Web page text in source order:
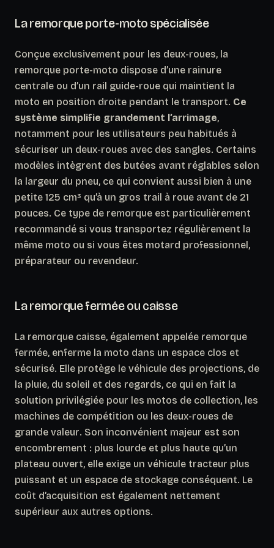
La remorque porte-moto spécialisée
Conçue exclusivement pour les deux-roues, la
remorque porte-moto dispose d’une rainure
centrale ou d’un rail guide-roue qui maintient la
moto en position droite pendant le transport. Ce
système simplifie grandement l’arrimage,
notamment pour les utilisateurs peu habitués à
sécuriser un deux-roues avec des sangles. Certains
modèles intègrent des butées avant réglables selon
la largeur du pneu, ce qui convient aussi bien à une
petite 125 cm³ qu’à un gros trail à roue avant de 21
pouces. Ce type de remorque est particulièrement
recommandé si vous transportez régulièrement la
même moto ou si vous êtes motard professionnel,
préparateur ou revendeur.
La remorque fermée ou caisse
La remorque caisse, également appelée remorque
fermée, enferme la moto dans un espace clos et
sécurisé. Elle protège le véhicule des projections, de
la pluie, du soleil et des regards, ce qui en fait la
solution privilégiée pour les motos de collection, les
machines de compétition ou les deux-roues de
grande valeur. Son inconvénient majeur est son
encombrement : plus lourde et plus haute qu’un
plateau ouvert, elle exige un véhicule tracteur plus
puissant et un espace de stockage conséquent. Le
coût d’acquisition est également nettement
supérieur aux autres options.